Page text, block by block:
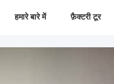
हमारे बारे में फ़ैक्टरी टूर